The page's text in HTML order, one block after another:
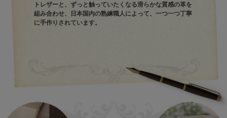
トレザーと、ずっと触っていたくなる滑らかな質感の革を
組み合わせ、日本国内の熟練職人によって、一つ一つ丁寧
に手作りされています。